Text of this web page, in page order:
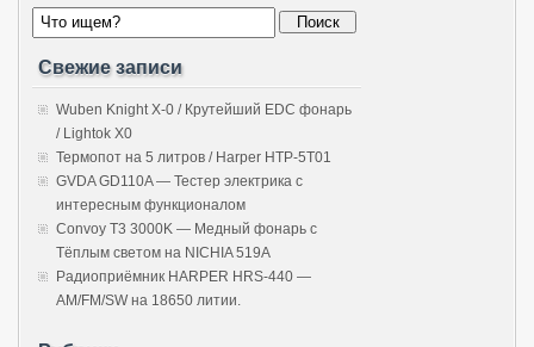
Свежие записи
Wuben Knight X-0 / Крутейший EDC фонарь
/ Lightok X0
Термопот на 5 литров / Harper HTP-5T01
GVDA GD110A — Тестер электрика с
интересным функционалом
Convoy T3 3000K — Медный фонарь с
Тёплым светом на NICHIA 519A
Радиоприёмник HARPER HRS-440 —
AM/FM/SW на 18650 литии.